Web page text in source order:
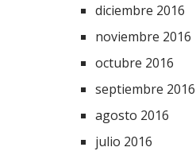
diciembre 2016
noviembre 2016
octubre 2016
septiembre 2016
agosto 2016
julio 2016